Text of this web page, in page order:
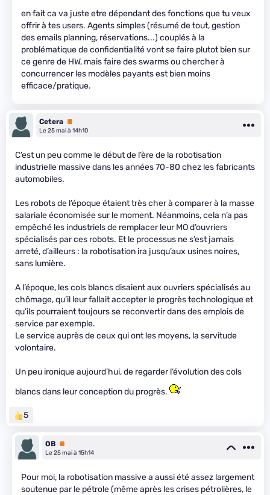
en fait ca va juste etre dépendant des fonctions que tu veux
offrir à tes users. Agents simples (résumé de tout, gestion
des emails planning, réservations...) couplés à la
problématique de confidentialité vont se faire plutot bien sur
ce genre de HW, mais faire des swarms ou chercher à
concurrencer les modèles payants est bien moins
efficace/pratique.
Cetera Premium
Le 25 mai à 14h10
C’est un peu comme le début de l’ère de la robotisation
industrielle massive dans les années 70-80 chez les fabricants
automobiles.
Les robots de l’époque étaient très cher à comparer à la masse
salariale économisée sur le moment. Néanmoins, cela n’a pas
empêché les industriels de remplacer leur MO d’ouvriers
spécialisés par ces robots. Et le processus ne s’est jamais
arreté, d’ailleurs : la robotisation ira jusqu’aux usines noires,
sans lumière.
A l’époque, les cols blancs disaient aux ouvriers spécialisés au
chômage, qu’il leur fallait accepter le progrès technologique et
qu’ils pourraient toujours se reconvertir dans des emplois de
service par exemple.
Le service auprès de ceux qui ont les moyens, la servitude
volontaire.
Un peu ironique aujourd’hui, de regarder l’évolution des cols
blancs dans leur conception du progrès.
5
OB Premium
Le 25 mai à 15h14
Pour moi, la robotisation massive a aussi été assez largement
soutenue par le pétrole (même après les crises pétrolières, le